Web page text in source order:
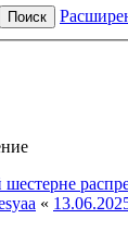
Поиск
«